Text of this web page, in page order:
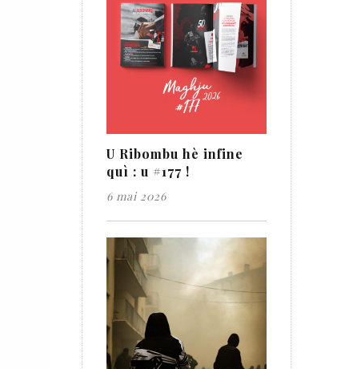
U Ribombu hè infine
quì : u #177 !
6 mai 2026